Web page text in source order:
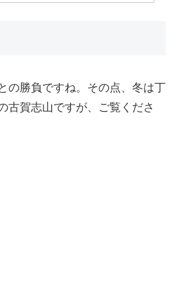
の勝負ですね。その点、冬は丁
古賀志山ですが、ご覧くださ